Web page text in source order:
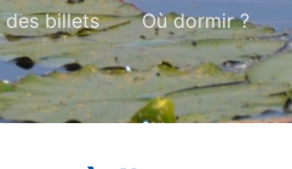
des billets Où dormir ?